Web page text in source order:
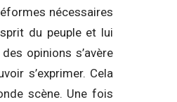
nécessaires
du peuple et lui
opinions s’avère
s’exprimer. Cela
scène. Une fois